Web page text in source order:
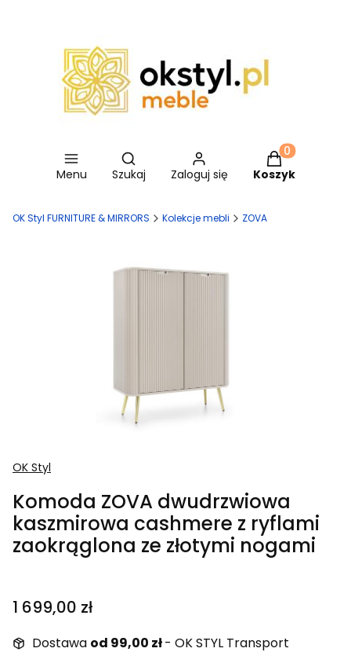
Menu
Otwórz wyszukiwarkę
Szukaj Zaloguj się
Produkty w
Koszyk
OK Styl FURNITURE & MIRRORS Kolekcje mebli ZOVA
OK Styl
Komoda ZOVA dwudrzwiowa
kaszmirowa cashmere z ryflami
zaokrąglona ze złotymi nogami
Cena
1 699,00 zł
Dostawa od 99,00 zł- OK STYL Transport